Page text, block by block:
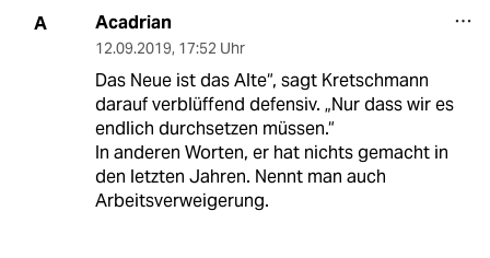
A Acadrian
12.09.2019, 17:52 Uhr
Das Neue ist das Alte“, sagt Kretschmann
darauf verblüffend defensiv. „Nur dass wir es
endlich durchsetzen müssen.“
In anderen Worten, er hat nichts gemacht in
den letzten Jahren. Nennt man auch
Arbeitsverweigerung.